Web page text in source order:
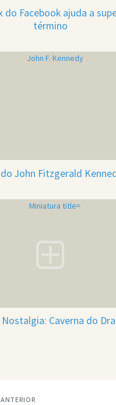
do Facebook ajuda a
término
John Fitzgerald
Nostalgia: Caverna do